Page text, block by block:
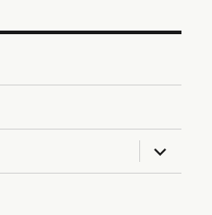
anzeigen